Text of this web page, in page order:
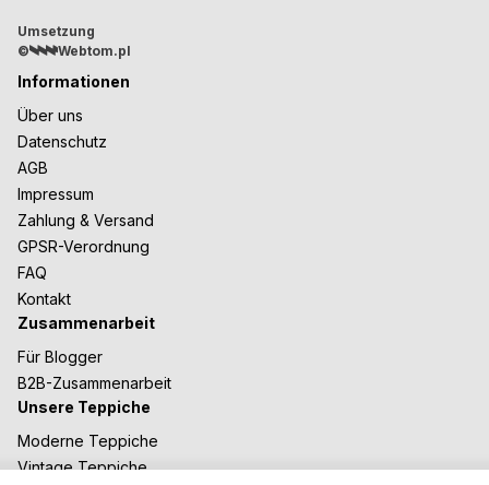
Umsetzung
©
Webtom.pl
Informationen
Über uns
Datenschutz
AGB
Impressum
Zahlung & Versand
GPSR-Verordnung
FAQ
Kontakt
Zusammenarbeit
Für Blogger
B2B-Zusammenarbeit
Unsere Teppiche
Moderne Teppiche
Vintage Teppiche